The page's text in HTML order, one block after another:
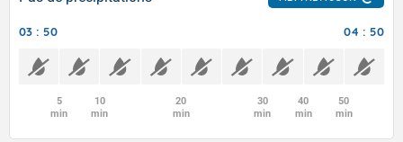
03 : 50 04 : 50
5
min
10
min
20
min
30
min
40
min
50
min